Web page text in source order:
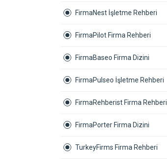
FirmaNest İşletme Rehberi
FirmaPilot Firma Rehberi
FirmaBaseo Firma Dizini
FirmaPulseo İşletme Rehberi
FirmaRehberist Firma Rehberi
FirmaPorter Firma Dizini
TurkeyFirms Firma Rehberi